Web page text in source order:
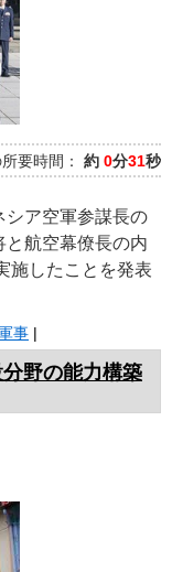
要時間： 約 0分31秒
シア空軍参謀長の
と航空幕僚長の内
施したことを発表
事 |
野の能力構築